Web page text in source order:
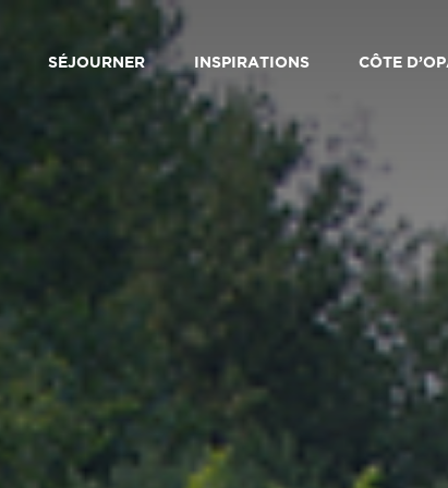
SÉJOURNER INSPIRATIONS CÔTE